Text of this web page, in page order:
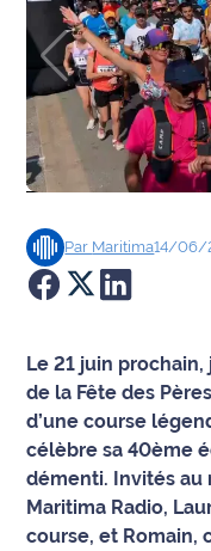
Agenda
Faits
divers
Sports
Société
Culture
Économie
Éducation
Emploi
Environnement
Par Maritima14/06/
Le 21 juin
de la Fête des
d’une course
célèbre sa 40ème
démenti. Invités au
Maritima Radio,
course, et Romain,